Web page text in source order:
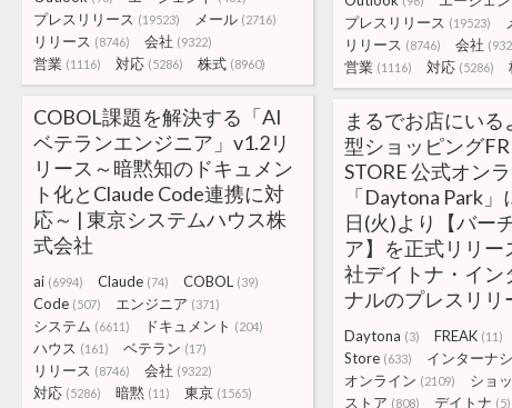
プレスリリース (19523) メール (2716)
リリース (8746) 会社 (9322)
営業 (1116) 対応 (5286) 株式 (8960)
プレスリリース (19523)
リリース (8746) 会社
営業 (1116) 対応 (5286)
COBOL課題を解決する「AI
ベテランエンジニア」v1.2リ
リース～暗黙知のドキュメン
ト化とClaude Code連携に対
応～ | 東京システムハウス株
式会社
ai (6994) Claude (74) COBOL (39)
Code (507) エンジニア (371)
システム (6611) ドキュメント (204)
ハウス (161) ベテラン (17)
リリース (8746) 会社 (9322)
対応 (5286) 暗黙 (11) 東京 (1565)
まるでお店にいる
型ショッピング
STORE 公式オン
「Daytona Park
日(火)より【バー
ア】を正式リリー
社デイトナ・イン
ナルのプレスリリ
Daytona (3) FREAK (11)
Store (633) インターナ
オンライン (2109) ショ
ストア (808) デイトナ (5)